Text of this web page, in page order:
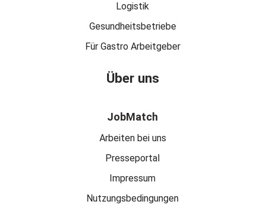
Logistik
Gesundheitsbetriebe
Für Gastro Arbeitgeber
Über uns
JobMatch
Arbeiten bei uns
Presseportal
Impressum
Nutzungsbedingungen